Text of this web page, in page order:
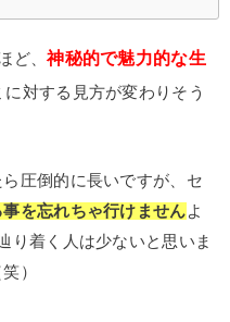
ど、神秘的で魅力的な生
対する見方が変わりそう
圧倒的に長いですが、セ
を忘れちゃ行けませんよ
り着く人は少ないと思いま
）